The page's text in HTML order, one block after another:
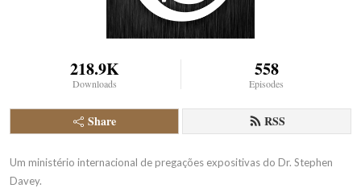
218.9K
Downloads
558
Episodes
Share RSS
Um ministério internacional de pregações expositivas do Dr. Stephen
Davey.